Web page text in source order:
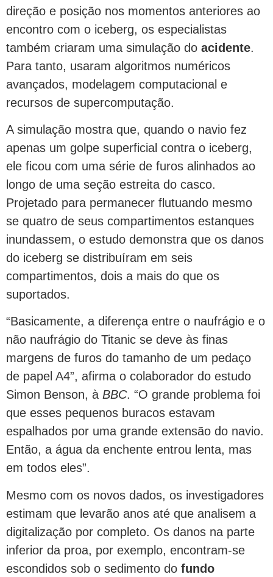
direção e posição nos momentos anteriores ao
encontro com o iceberg, os especialistas
também criaram uma simulação do acidente.
Para tanto, usaram algoritmos numéricos
avançados, modelagem computacional e
recursos de supercomputação.
A simulação mostra que, quando o navio fez
apenas um golpe superficial contra o iceberg,
ele ficou com uma série de furos alinhados ao
longo de uma seção estreita do casco.
Projetado para permanecer flutuando mesmo
se quatro de seus compartimentos estanques
inundassem, o estudo demonstra que os danos
do iceberg se distribuíram em seis
compartimentos, dois a mais do que os
suportados.
“Basicamente, a diferença entre o naufrágio e o
não naufrágio do Titanic se deve às finas
margens de furos do tamanho de um pedaço
de papel A4”, afirma o colaborador do estudo
Simon Benson, à BBC. “O grande problema foi
que esses pequenos buracos estavam
espalhados por uma grande extensão do navio.
Então, a água da enchente entrou lenta, mas
em todos eles”.
Mesmo com os novos dados, os investigadores
estimam que levarão anos até que analisem a
digitalização por completo. Os danos na parte
inferior da proa, por exemplo, encontram-se
escondidos sob o sedimento do fundo